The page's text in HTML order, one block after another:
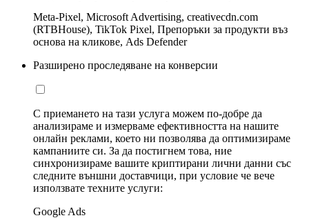
Meta-Pixel, Microsoft Advertising, creativecdn.com
(RTBHouse), TikTok Pixel, Препоръки за продукти въз
основа на кликове, Ads Defender
Разширено проследяване на конверсии
С приемането на тази услуга можем по-добре да
анализираме и измерваме ефективността на нашите
онлайн реклами, което ни позволява да оптимизираме
кампаниите си. За да постигнем това, ние
синхронизираме вашите криптирани лични данни със
следните външни доставчици, при условие че вече
използвате техните услуги:
Google Ads